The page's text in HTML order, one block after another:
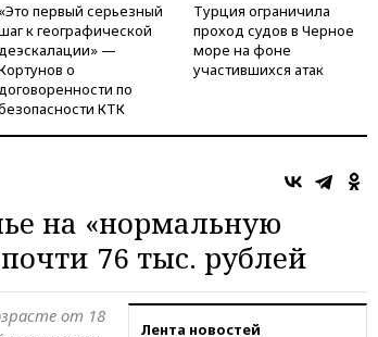
«Это первый серьезный
к географической
—
о
по
КТК
Турция ограничила
проход судов в Черное
море на фоне
участившихся атак
на «нормальную
76 тыс. рублей
Лента новостей
от 18